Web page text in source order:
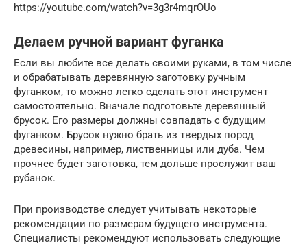
https://youtube.com/watch?v=3g3r4mqrOUo
Делаем ручной вариант фуганка
Если вы любите все делать своими руками, в том числе
и обрабатывать деревянную заготовку ручным
фуганком, то можно легко сделать этот инструмент
самостоятельно. Вначале подготовьте деревянный
брусок. Его размеры должны совпадать с будущим
фуганком. Брусок нужно брать из твердых пород
древесины, например, лиственницы или дуба. Чем
прочнее будет заготовка, тем дольше прослужит ваш
рубанок.
При производстве следует учитывать некоторые
рекомендации по размерам будущего инструмента.
Специалисты рекомендуют использовать следующие